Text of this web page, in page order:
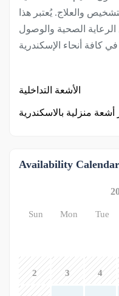
والعلاج. يُعتبر هذا
الصحية والوصول
الأشعة التداخلية
منزلية بالاسكندرية
Availability Calendar
Sun Mon Tue
2 3 4